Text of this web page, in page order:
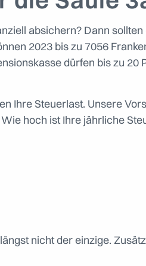
absichern? Dann
2023 bis zu 7056
dürfen bis zu 20
Ihre Steuerlast. Unsere
hoch ist Ihre jährliche
nicht der einzige.